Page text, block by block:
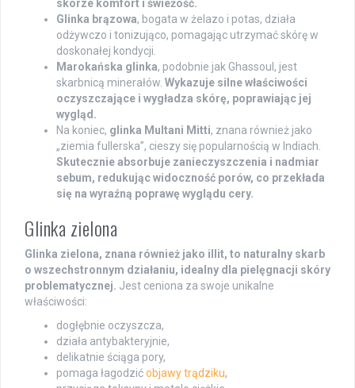
skórze komfort i świeżość.
Glinka brązowa, bogata w żelazo i potas, działa
odżywczo i tonizująco, pomagając utrzymać skórę w
doskonałej kondycji.
Marokańska glinka, podobnie jak Ghassoul, jest
skarbnicą minerałów. Wykazuje silne właściwości
oczyszczające i wygładza skórę, poprawiając jej
wygląd.
Na koniec, glinka Multani Mitti, znana również jako
„ziemia fullerska”, cieszy się popularnością w Indiach.
Skutecznie absorbuje zanieczyszczenia i nadmiar
sebum, redukując widoczność porów, co przekłada
się na wyraźną poprawę wyglądu cery.
Glinka zielona
Glinka zielona, znana również jako illit, to naturalny skarb
o wszechstronnym działaniu, idealny dla pielęgnacji skóry
problematycznej. Jest ceniona za swoje unikalne
właściwości:
dogłębnie oczyszcza,
działa antybakteryjnie,
delikatnie ściąga pory,
pomaga łagodzićobjawy trądziku,